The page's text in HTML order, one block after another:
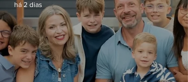
há 2 dias